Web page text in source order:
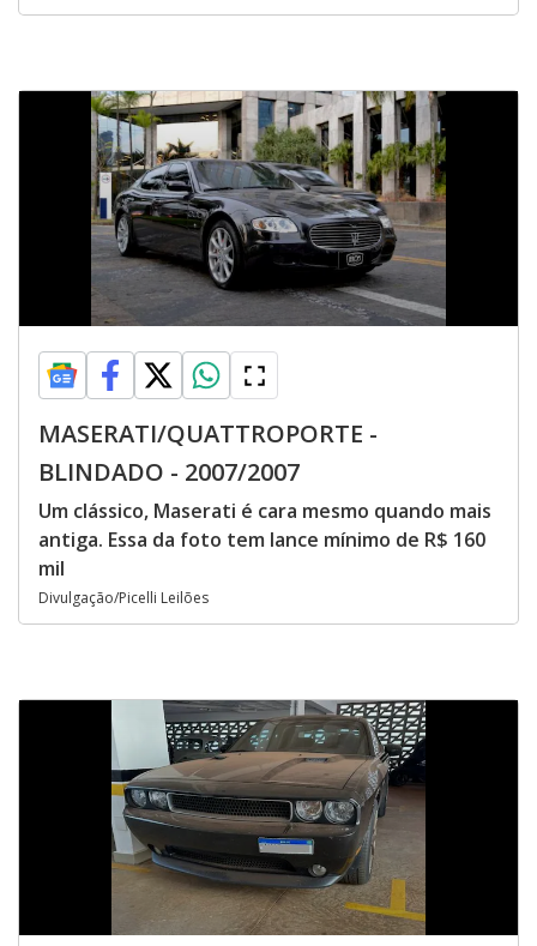
MASERATI/QUATTROPORTE -
BLINDADO - 2007/2007
Um clássico, Maserati é cara mesmo quando mais
antiga. Essa da foto tem lance mínimo de R$ 160
mil
Divulgação/Picelli Leilões